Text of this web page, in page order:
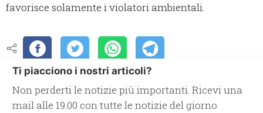
favorisce solamente i violatori ambientali.
Ti piacciono i nostri articoli?
Non perderti le notizie più importanti. Ricevi una
mail alle 19.00 con tutte le notizie del giorno